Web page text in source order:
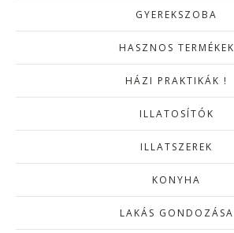
GYEREKSZOBA
HASZNOS TERMÉKEK
HÁZI PRAKTIKÁK !
ILLATOSÍTÓK
ILLATSZEREK
KONYHA
LAKÁS GONDOZÁSA